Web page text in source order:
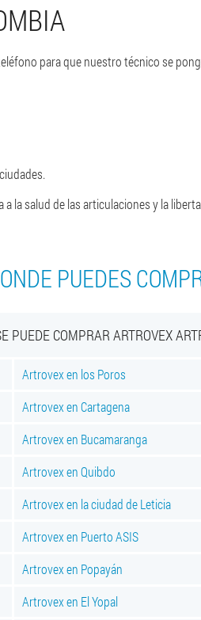
para que nuestro técnico se
la salud de las articulaciones y la
PUEDES
PUEDE COMPRAR ARTROVEX
Artrovex en los Poros
Artrovex en Cartagena
Artrovex en Bucamaranga
Artrovex en Quibdo
Artrovex en la ciudad de Leticia
Artrovex en Puerto ASIS
Artrovex en Popayán
Artrovex en El Yopal